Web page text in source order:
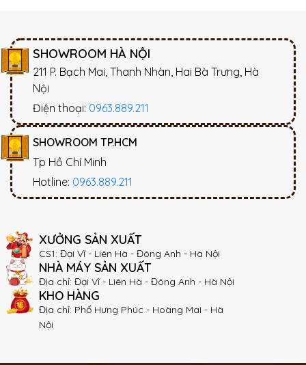
SHOWROOM HÀ NỘI
211 P. Bạch Mai, Thanh Nhàn, Hai Bà Trưng, Hà
Nội
Điện thoại: 0963.889.211
SHOWROOM TP.HCM
Tp Hồ Chí Minh
Hotline: 0963.889.211
XƯỞNG SẢN XUẤT
CS1: Đại Vĩ - Liên Hà - Đông Anh - Hà Nội
NHÀ MÁY SẢN XUẤT
Địa chỉ: Đại Vĩ - Liên Hà - Đông Anh - Hà Nội
KHO HÀNG
Địa chỉ: Phố Hưng Phúc - Hoàng Mai - Hà
Nội